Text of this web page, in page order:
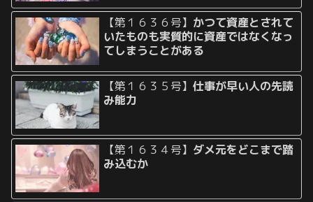
【第１６３６号】 かつて資産とされて
いたものも実質的に資産ではなくなっ
てしまうことがある
【第１６３５号】仕事が早い人の先読
み能力
【第１６３４号】 ダメ元をどこまで踏
み込むか